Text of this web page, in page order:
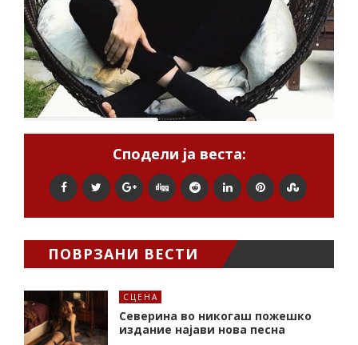
Сподели ја веста:
ПОВРЗАНИ ВЕСТИ
СЦЕНА
Северина во никогаш пожешко
издание најави нова песна